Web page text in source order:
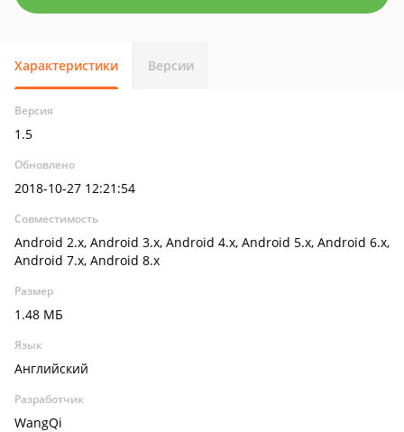
Характеристики Версии
Версия
1.5
Обновлено
2018-10-27 12:21:54
Совместимость
Android 2.x, Android 3.x, Android 4.x, Android 5.x, Android 6.x,
Android 7.x, Android 8.x
Размер
1.48 МБ
Язык
Английский
Разработчик
WangQi